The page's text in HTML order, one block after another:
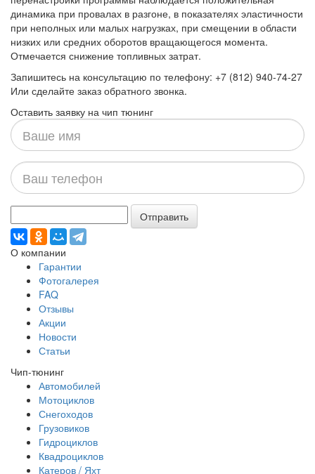
динамика при провалах в разгоне, в показателях эластичности
при неполных или малых нагрузках, при смещении в области
низких или средних оборотов вращающегося момента.
Отмечается снижение топливных затрат.
Запишитесь на консультацию по телефону: +7 (812) 940-74-27
Или сделайте заказ обратного звонка.
Оставить заявку на чип тюнинг
Ваше
имя
Ваш
телефон
Отправить
О компании
Гарантии
Фотогалерея
FAQ
Отзывы
Акции
Новости
Статьи
Чип-тюнинг
Автомобилей
Мотоциклов
Снегоходов
Грузовиков
Гидроциклов
Квадроциклов
Катеров / Яхт